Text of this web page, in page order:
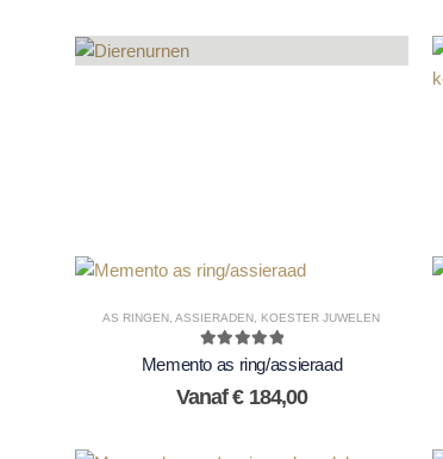
AS RINGEN,ASSIERADEN, KOESTER JUWELEN
5.00out of 5
Memento as ring/assieraad
Vanaf€184,00